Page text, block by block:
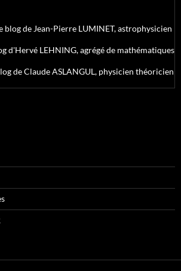
blog de Jean-Pierre LUMINET, astrophysicien
d'Hervé LEHNING, agrégé de mathématiques
de Claude ASLANGUL, physicien théoricien